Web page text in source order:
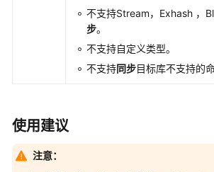
步
到
不支持Stream，Exhash ，
步。
不支持自定义类型。
不支持同步目标库不支持的命
使用建议
注意：